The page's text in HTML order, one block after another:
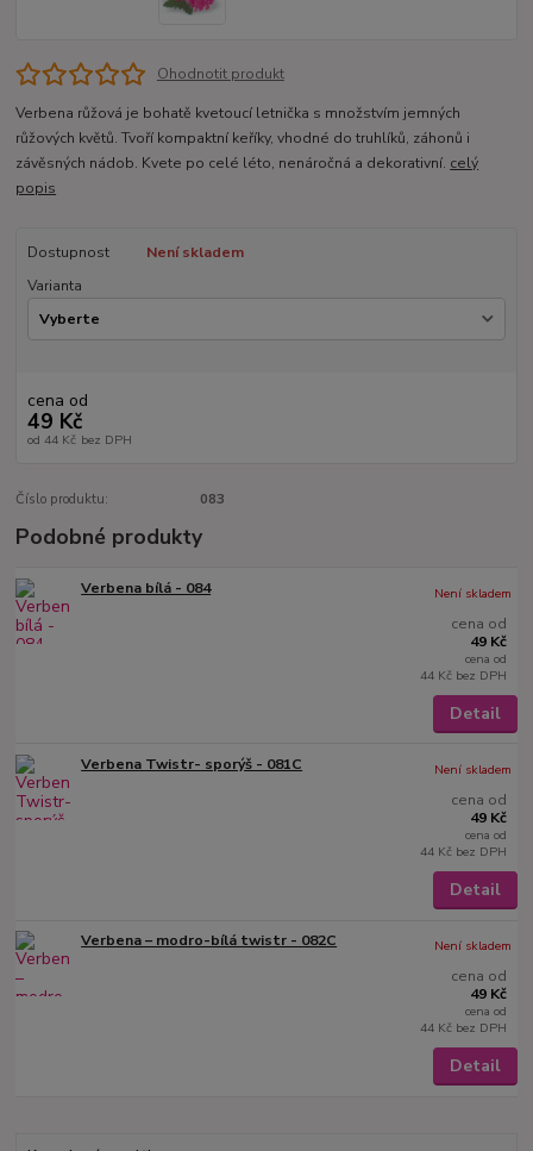
Ohodnotit produkt
Verbena růžová je bohatě kvetoucí letnička s množstvím jemných
růžových květů. Tvoří kompaktní keříky, vhodné do truhlíků, záhonů i
závěsných nádob. Kvete po celé léto, nenáročná a dekorativní. celý
popis
Dostupnost
Není skladem
Varianta
cena od
49 Kč
od 44 Kč bez DPH
Číslo produktu: 083
Podobné produkty
Verbena bílá - 084
cena od
49 Kč
cena od
44 Kč bez DPH
Není skladem
Detail
Verbena Twistr- sporýš - 081C
cena od
49 Kč
cena od
44 Kč bez DPH
Není skladem
Detail
Verbena – modro-bílá twistr - 082C
cena od
49 Kč
cena od
44 Kč bez DPH
Není skladem
Detail